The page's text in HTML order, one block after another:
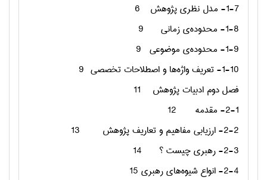
1-7- مدل نظری پژوهش
6
1-8- محدوده‌ی زمانی
9
1-9- محدوده‌ی موضوعی
9
1-10- تعریف واژه‌ها و اصطلاحات تخصصی
9
فصل دوم ادبیات پژوهش
11
2-1- مقدمه
12
2-2- ارزیابی مفاهیم و تعاریف پژوهش
13
2-3- رهبری چیست ؟
14
2-4- انواع شیوه‌های رهبری
15